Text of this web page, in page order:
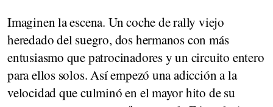
Imaginen la escena. Un coche de rally viejo
heredado del suegro, dos hermanos con más
entusiasmo que patrocinadores y un circuito entero
para ellos solos. Así empezó una adicción a la
velocidad que culminó en el mayor hito de su